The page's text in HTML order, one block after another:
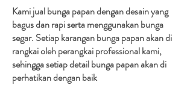
Kami jual bunga papan dengan desain yang
bagus dan rapi serta menggunakan bunga
segar. Setiap karangan bunga papan akan di
rangkai oleh perangkai professional kami,
sehingga setiap detail bunga papan akan di
perhatikan dengan baik